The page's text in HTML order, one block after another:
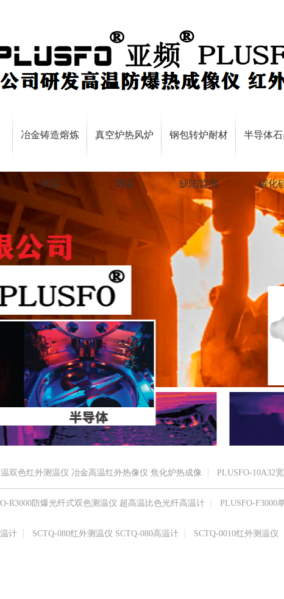
冶金铸造熔炼
测温
真空炉热风炉
测温
钢包转炉耐材
缺陷监测
半导体
碳化
双色红外测温仪 冶金高温红外热像仪 焦化炉热成像 PLUSFO-10A32
R3000防爆光纤式双色测温仪 超高温比色光纤高温计 PLUSFO-F3000
计 SCTQ-080红外测温仪 SCTQ-080高温计 SCTQ-0010红外测温仪